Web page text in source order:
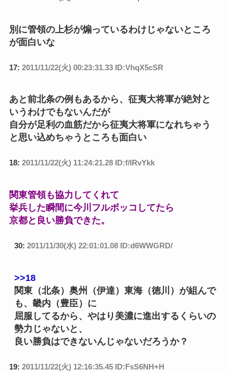
別に管領の上杉が煽っているわけじゃないところ
が面白いな
17: 2011/11/22(火) 00:23:31.33 ID:VhqX5cSR
あと前北条の例もあるから、征夷大将軍が絶対と
いうわけでもないんだが
自分が足利の血筋だから征夷大将軍になれちゃう
と思い込めちゃうところも面白い
18: 2011/11/22(火) 11:24:21.28 ID:f/IRvYkk
関東管領も協力してくれて
挙兵した瞬間に今川フルボッコしてたら
京都と良い勝負できた。
30: 2011/11/30(水) 22:01:01.08 ID:d6WWGRD/
>>18
関東（北条）奥州（伊達）東海（徳川）が組んで
も、畿内（豊臣）に
屈服してるから、やはり美濃に進出するくらいの
勢力じゃないと、
良い勝負はできないんじゃないだろうか？
19: 2011/11/22(火) 12:16:35.45 ID:FsS6NH+H